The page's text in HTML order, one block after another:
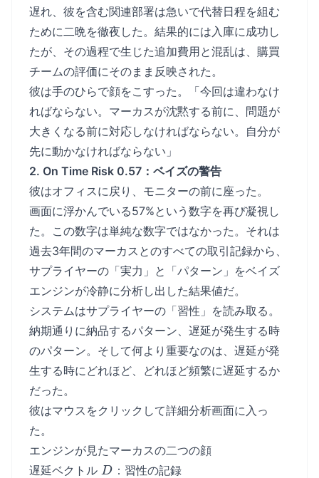
遅れ、彼を含む関連部署は急いで代替日程を組む
ために二晩を徹夜した。結果的には入庫に成功し
たが、その過程で生じた追加費用と混乱は、購買
チームの評価にそのまま反映された。
彼は手のひらで顔をこすった。「今回は違わなけ
ればならない。マーカスが沈黙する前に、問題が
大きくなる前に対応しなければならない。自分が
先に動かなければならない」
2. On Time Risk 0.57：ベイズの警告
彼はオフィスに戻り、モニターの前に座った。
画面に浮かんでいる57%という数字を再び凝視し
た。この数字は単純な数字ではなかった。それは
過去3年間のマーカスとのすべての取引記録から、
サプライヤーの「実力」と「パターン」をベイズ
エンジンが冷静に分析し出した結果値だ。
システムはサプライヤーの「習性」を読み取る。
納期通りに納品するパターン、遅延が発生する時
のパターン。そして何より重要なのは、遅延が発
生する時にどれほど、どれほど頻繁に遅延するか
だった。
彼はマウスをクリックして詳細分析画面に入っ
た。
エンジンが見たマーカスの二つの顔
遅延ベクトル D
D ：習性の記録